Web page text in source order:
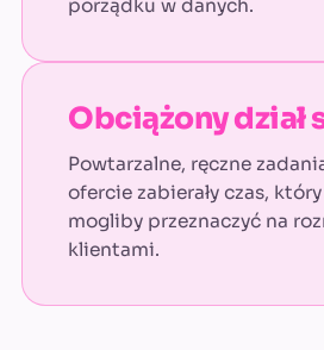
porządku w danych.
Obciążony dział
Powtarzalne, ręczne
ofercie zabierały czas,
mogliby przeznaczyć na
klientami.